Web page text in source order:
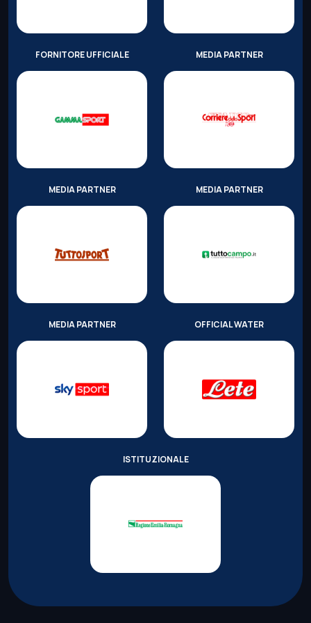
FORNITORE UFFICIALE MEDIA PARTNER
MEDIA PARTNER MEDIA PARTNER
MEDIA PARTNER OFFICIAL WATER
ISTITUZIONALE